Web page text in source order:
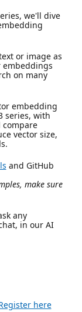
we'll dive
or image as
embeddings
on many
embedding
series, with
compare
vector size,
and GitHub
make sure
any
in our AI
here